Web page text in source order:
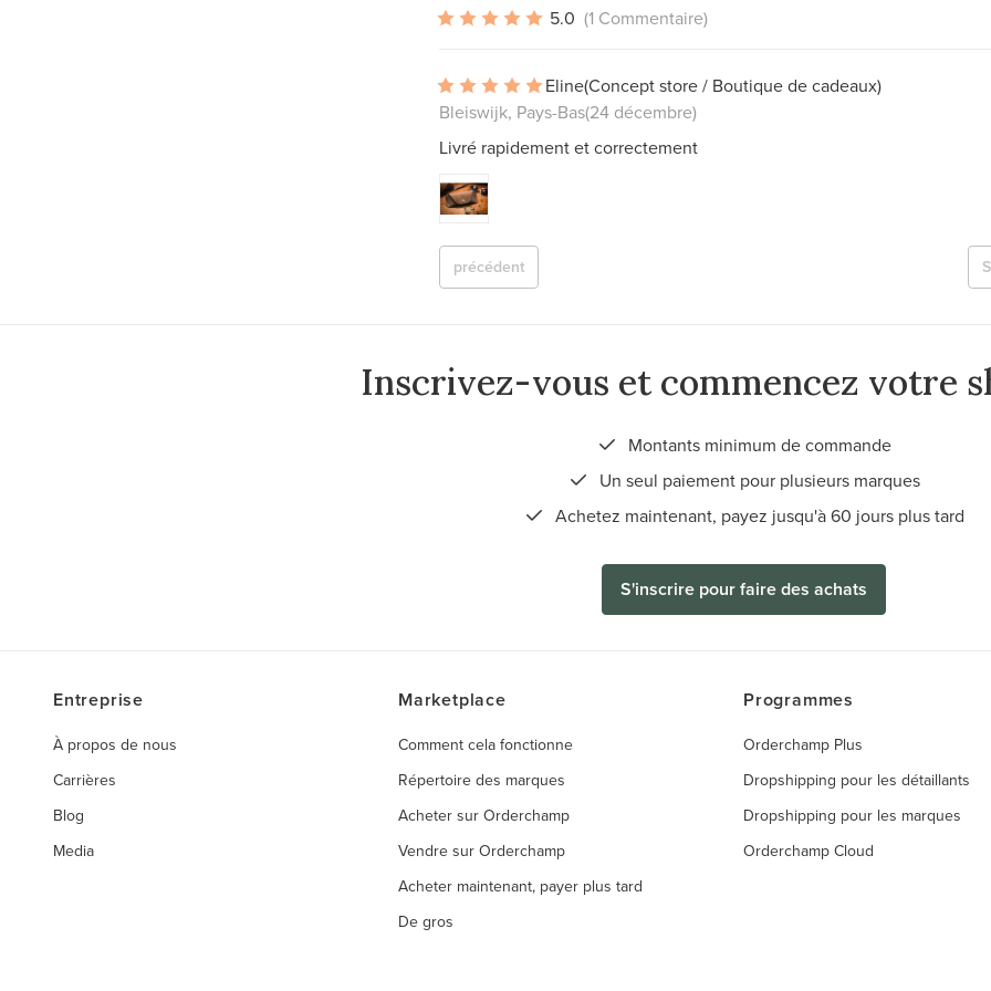
5.0 (1 Commentaire)
Eline(Concept store / Boutique de cadeaux)
Bleiswijk, Pays-Bas(24 décembre)
Livré rapidement et correctement
précédent
Inscrivez-vous et commencez votre
Montants minimum de commande
Un seul paiement pour plusieurs marques
Achetez maintenant, payez jusqu'à 60 jours plus tard
S'inscrire pour faire des achats
Entreprise
À propos de nous
Carrières
Blog
Media
Marketplace
Comment cela fonctionne
Répertoire des marques
Acheter sur Orderchamp
Vendre sur Orderchamp
Acheter maintenant, payer plus tard
De gros
Programmes
Orderchamp Plus
Dropshipping pour les détaillants
Dropshipping pour les marques
Orderchamp Cloud